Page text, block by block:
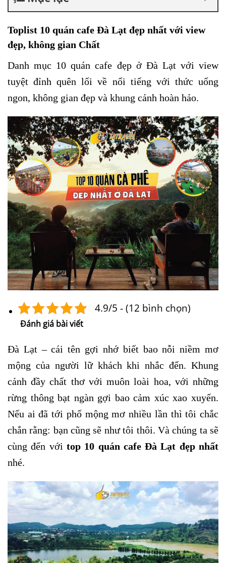
Toplist 10 quán cafe Đà Lạt đẹp nhất với view
đẹp, không gian Chất
Danh mục 10 quán cafe đẹp ở Đà Lạt với view
tuyệt đỉnh quên lối về nổi tiếng với thức uống
ngon, không gian đẹp và khung cảnh hoàn hảo.
4.9/5 - (12 bình chọn)
Đánh giá bài viết
Đà Lạt – cái tên gợi nhớ biết bao nỗi niềm mơ
mộng của người lữ khách khi nhắc đến. Khung
cảnh đầy chất thơ với muôn loài hoa, với những
rừng thông bạt ngàn gợi bao cảm xúc xao xuyến.
Nếu ai đã tới phố mộng mơ nhiều lần thì tôi chắc
chắn rằng: bạn cũng sẽ như tôi thôi. Và chúng ta sẽ
cùng đến với top 10 quán cafe Đà Lạt đẹp nhất
nhé.